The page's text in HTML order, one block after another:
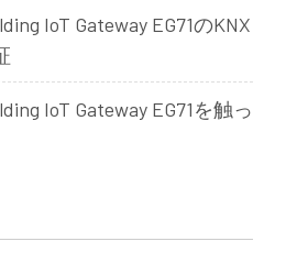
IoT Gateway EG71のKNX
IoT Gateway EG71を触っ